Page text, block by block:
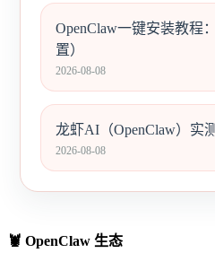
OpenClaw一键安装教程
置）
2026-08-08
龙虾AI（OpenClaw）实
2026-08-08
🦞 OpenClaw 生态